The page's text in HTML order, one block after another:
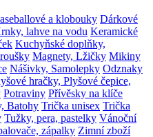
a klobouky Dárkové
lahve na vodu Keramické
Kuchyňské doplňky,
Magnety, Lžičky Mikiny
Nášivky, Samolepky Odznaky
hračky, Plyšové čepice,
Potraviny Přívěsky na klíče
Batohy Trička unisex Trička
Tužky, pera, pastelky Vánoční
zápalky Zimní zboží